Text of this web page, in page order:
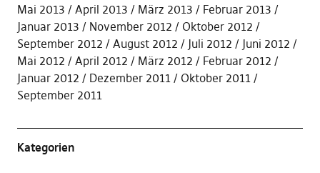
Mai 2013
April 2013 März 2013
Februar 2013
Januar 2013
November 2012
Oktober 2012
September 2012
August 2012 Juli 2012
Juni 2012
Mai 2012
April 2012 März 2012
Februar 2012
Januar 2012
Dezember 2011
Oktober 2011
September 2011
Kategorien